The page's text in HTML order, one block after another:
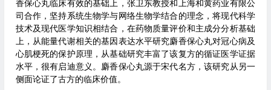
香保心丸临床有效的基础上，张卫东教授和上海和黄药业有限公
司合作，坚持系统生物学与网络生物学结合的理念，将现代科学
技术及现代医学知识相结合，在药物质量评价和主成分分析基础
上，从能量代谢相关的基因表达水平研究麝香保心丸对冠心病及
心肌梗死的保护原理，从基础研究丰富了该复方的循证医学证据
水平，很有启迪意义。麝香保心丸源于宋代名方，该研究从另一
侧面论证了古方的临床价值。